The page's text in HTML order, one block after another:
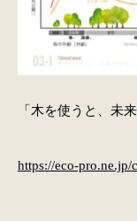
「木を使うと、未
https://eco-